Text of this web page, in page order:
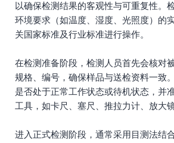
以确保检测结果的客观性与可重复性。
环境要求（如温度、湿度、光照度）的
关国家标准及行业标准进行操作。
在检测准备阶段，检测人员首先会核对
规格、编号，确保样品与送检资料一致
是否处于正常工作状态或待机状态，并
工具，如卡尺、塞尺、推拉力计、放大
进入正式检测阶段，通常采用目测法结